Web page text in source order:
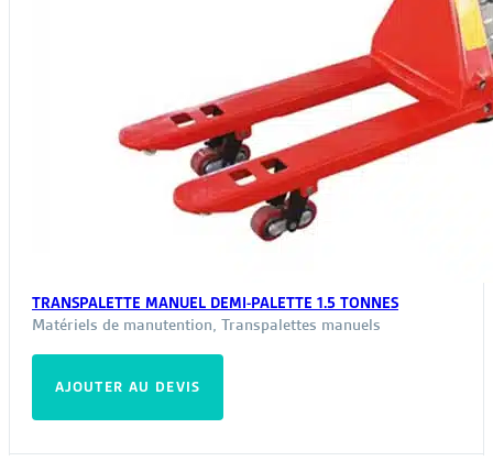
TRANSPALETTE MANUEL DEMI-PALETTE 1.5 TONNES
Matériels de manutention, Transpalettes manuels
AJOUTER AU DEVIS